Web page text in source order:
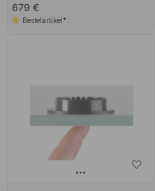
679 €
Bestelartikel*